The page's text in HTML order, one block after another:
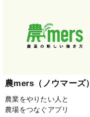
農mers（ノウマーズ）
農業をやりたい人と
農場をつなぐアプリ